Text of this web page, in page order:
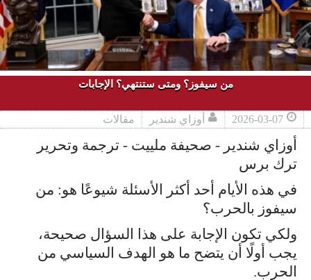
من سيفوز؟ ومتى ستنتهي؟ الإجابات
2026-03-07 أوزاي شندير مقالات
أوزاي شندير - صحيفة ملييت - ترجمة وتحرير
ترك برس
في هذه الأيام أحد أكثر الأسئلة شيوعًا هو: من
سيفوز بالحرب؟
ولكي تكون الإجابة على هذا السؤال صحيحة،
يجب أولًا أن يتضح ما هو الهدف السياسي من
الحرب.